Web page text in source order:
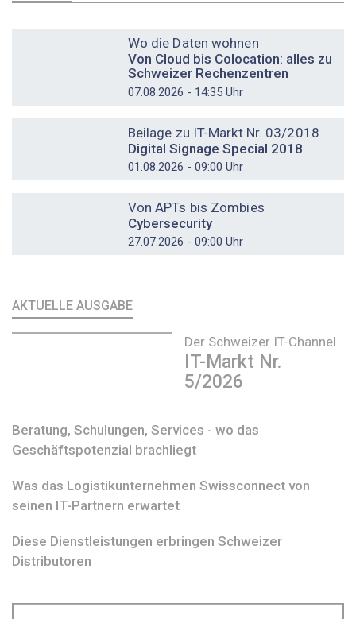
Wo die Daten wohnen
Von Cloud bis Colocation: alles zu
Schweizer Rechenzentren
07.08.2026 - 14:35 Uhr
Beilage zu IT-Markt Nr. 03/2018
Digital Signage Special 2018
01.08.2026 - 09:00 Uhr
Von APTs bis Zombies
Cybersecurity
27.07.2026 - 09:00 Uhr
AKTUELLE AUSGABE
Der Schweizer IT-Channel
IT-Markt Nr.
5/2026
Beratung, Schulungen, Services - wo das
Geschäftspotenzial brachliegt
Was das Logistikunternehmen Swissconnect von
seinen IT-Partnern erwartet
Diese Dienstleistungen erbringen Schweizer
Distributoren